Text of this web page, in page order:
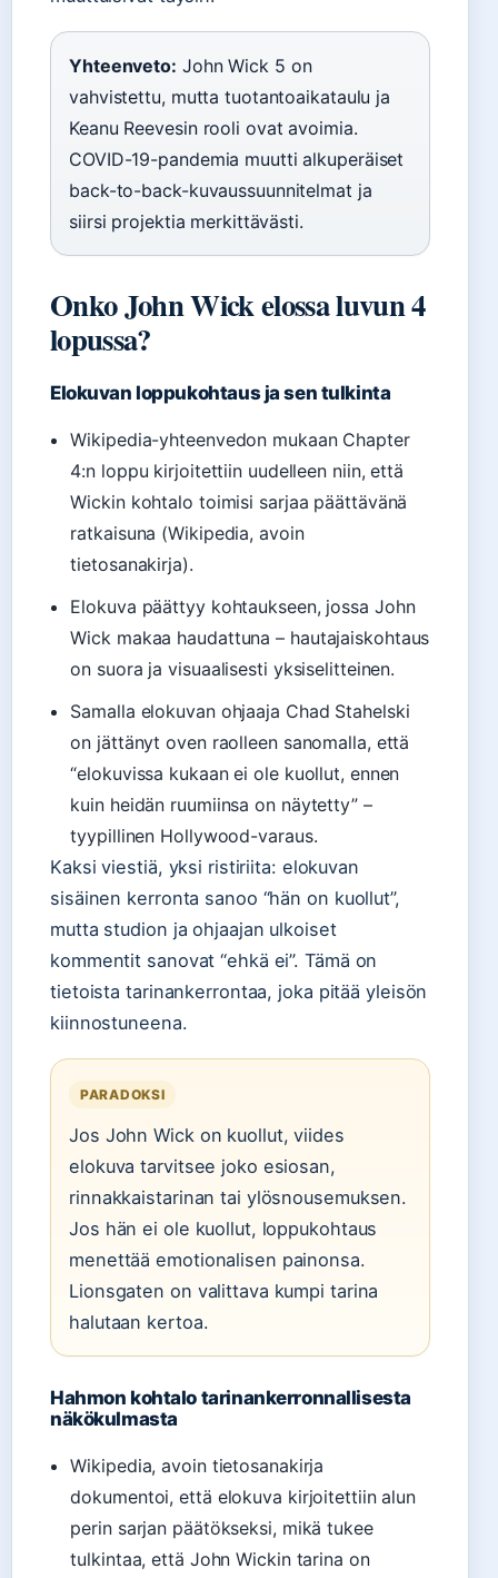
Yhteenveto: John Wick 5 on
vahvistettu, mutta tuotantoaikataulu ja
Keanu Reevesin rooli ovat avoimia.
COVID-19-pandemia muutti alkuperäiset
back-to-back-kuvaussuunnitelmat ja
siirsi projektia merkittävästi.
Onko John Wick elossa luvun 4
lopussa?
Elokuvan loppukohtaus ja sen tulkinta
Wikipedia-yhteenvedon mukaan Chapter
4:n loppu kirjoitettiin uudelleen niin, että
Wickin kohtalo toimisi sarjaa päättävänä
ratkaisuna (Wikipedia, avoin
tietosanakirja).
Elokuva päättyy kohtaukseen, jossa John
Wick makaa haudattuna – hautajaiskohtaus
on suora ja visuaalisesti yksiselitteinen.
Samalla elokuvan ohjaaja Chad Stahelski
on jättänyt oven raolleen sanomalla, että
“elokuvissa kukaan ei ole kuollut, ennen
kuin heidän ruumiinsa on näytetty” –
tyypillinen Hollywood-varaus.
Kaksi viestiä, yksi ristiriita: elokuvan
sisäinen kerronta sanoo “hän on kuollut”,
mutta studion ja ohjaajan ulkoiset
kommentit sanovat “ehkä ei”. Tämä on
tietoista tarinankerrontaa, joka pitää yleisön
kiinnostuneena.
PARADOKSI
Jos John Wick on kuollut, viides
elokuva tarvitsee joko esiosan,
rinnakkaistarinan tai ylösnousemuksen.
Jos hän ei ole kuollut, loppukohtaus
menettää emotionalisen painonsa.
Lionsgaten on valittava kumpi tarina
halutaan kertoa.
Hahmon kohtalo tarinankerronnallisesta
näkökulmasta
Wikipedia, avoin tietosanakirja
dokumentoi, että elokuva kirjoitettiin alun
perin sarjan päätökseksi, mikä tukee
tulkintaa, että John Wickin tarina on